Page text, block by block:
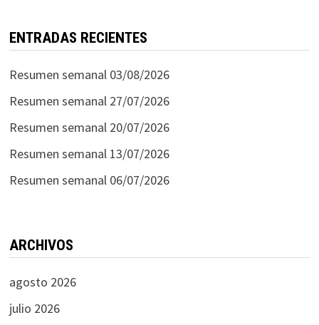
ENTRADAS RECIENTES
Resumen semanal 03/08/2026
Resumen semanal 27/07/2026
Resumen semanal 20/07/2026
Resumen semanal 13/07/2026
Resumen semanal 06/07/2026
ARCHIVOS
agosto 2026
julio 2026